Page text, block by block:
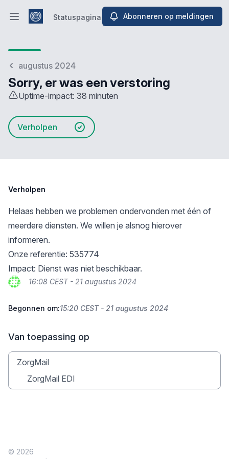
Hoofdmenu openen
Statuspagina Abonneren op meldingen
augustus 2024
Sorry, er was een verstoring
Uptime-impact: 38 minuten
Verholpen
Verholpen
Helaas hebben we problemen ondervonden met één of
meerdere diensten. We willen je alsnog hierover
informeren.
Onze referentie: 535774
Impact: Dienst was niet beschikbaar.
16:08 CEST - 21 augustus 2024
Begonnen om:15:20 CEST - 21 augustus 2024
Van toepassing op
ZorgMail
ZorgMail EDI
© 2026